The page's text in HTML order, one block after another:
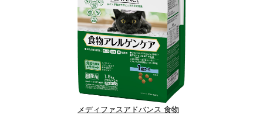
メディファスアドバンス 食物